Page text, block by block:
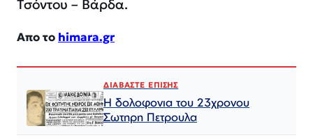
Τσόντου – Βάρδα.
Απο το himara.gr
ΔΙΑΒΑΣΤΕ ΕΠΙΣΗΣ
Η δολοφονια του 23χρονου
Σωτηρη Πετρουλα